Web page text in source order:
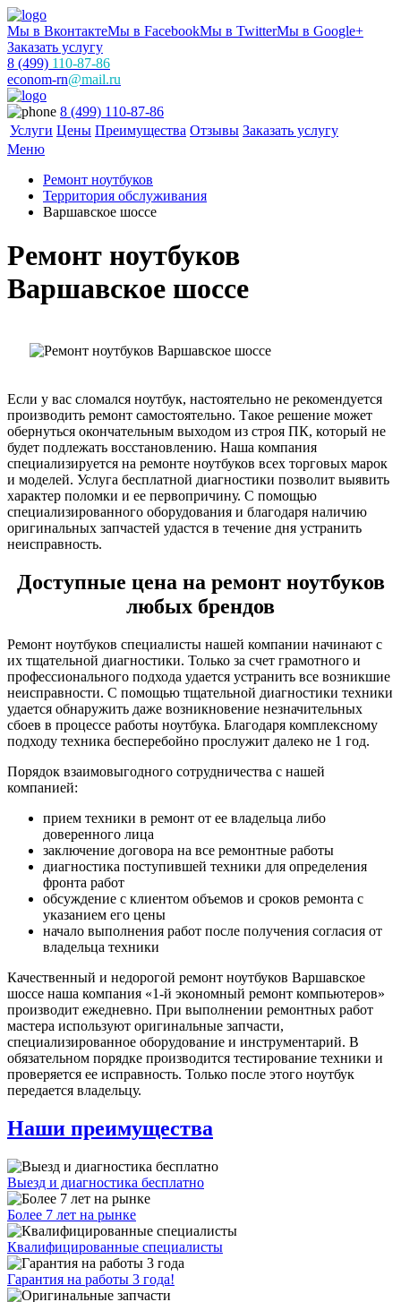
Мы в ВконтактеМы в FacebookМы в TwitterМы в Google+
Заказать услугу
8 (499) 110-87-86
econom-rn@mail.ru
8 (499) 110-87-86
Услуги Цены Преимущества Отзывы Заказать услугу
Меню
Ремонт ноутбуков
Территория обслуживания
Варшавское шоссе
Ремонт ноутбуков
Варшавское шоссе
Если у вас сломался ноутбук, настоятельно не рекомендуется
производить ремонт самостоятельно. Такое решение может
обернуться окончательным выходом из строя ПК, который не
будет подлежать восстановлению. Наша компания
специализируется на ремонте ноутбуков всех торговых марок
и моделей. Услуга бесплатной диагностики позволит выявить
характер поломки и ее первопричину. С помощью
специализированного оборудования и благодаря наличию
оригинальных запчастей удастся в течение дня устранить
неисправность.
Доступные цена на ремонт ноутбуков
любых брендов
Ремонт ноутбуков специалисты нашей компании начинают с
их тщательной диагностики. Только за счет грамотного и
профессионального подхода удается устранить все возникшие
неисправности. С помощью тщательной диагностики техники
удается обнаружить даже возникновение незначительных
сбоев в процессе работы ноутбука. Благодаря комплексному
подходу техника бесперебойно прослужит далеко не 1 год.
Порядок взаимовыгодного сотрудничества с нашей
компанией:
прием техники в ремонт от ее владельца либо
доверенного лица
заключение договора на все ремонтные работы
диагностика поступившей техники для определения
фронта работ
обсуждение с клиентом объемов и сроков ремонта с
указанием его цены
начало выполнения работ после получения согласия от
владельца техники
Качественный и недорогой ремонт ноутбуков Варшавское
шоссе наша компания «1-й экономный ремонт компьютеров»
производит ежедневно. При выполнении ремонтных работ
мастера используют оригинальные запчасти,
специализированное оборудование и инструментарий. В
обязательном порядке производится тестирование техники и
проверяется ее исправность. Только после этого ноутбук
передается владельцу.
Наши преимущества
Выезд и диагностика бесплатно
Более 7 лет на рынке
Квалифицированные специалисты
Гарантия на работы 3 года!